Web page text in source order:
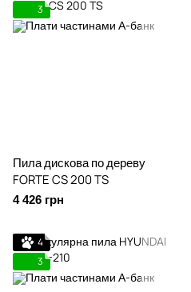
3
Пила дискова по дереву
FORTE CS 200 TS
4 426 грн
4
3